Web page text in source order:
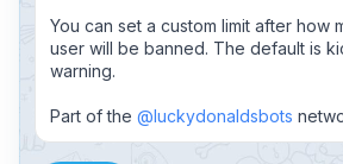
You can set a custom limit after how
user will be banned. The default is
warning.
Part of the @luckydonaldsbots